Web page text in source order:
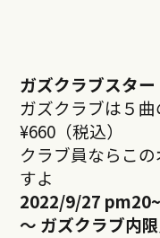
ガズクラブスター
ガズクラブは５
¥660（税込）
クラブ員ならこ
すよ
2022/9/27 pm20~
～ ガズクラブ内